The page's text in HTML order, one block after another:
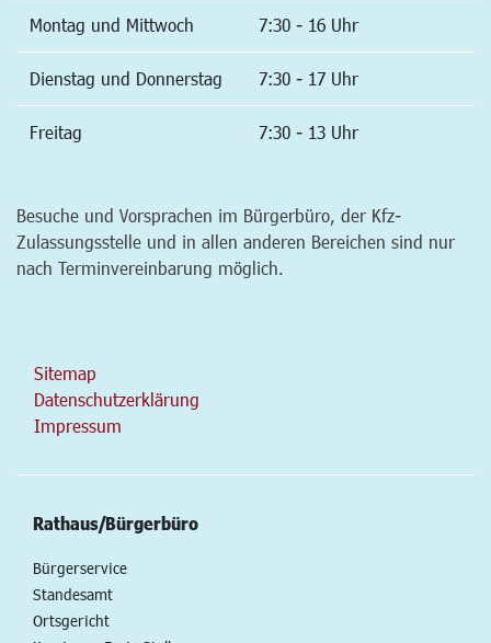
Montag und Mittwoch 7:30 - 16 Uhr
Dienstag und Donnerstag 7:30 - 17 Uhr
Freitag 7:30 - 13 Uhr
Besuche und Vorsprachen im Bürgerbüro, der Kfz-
Zulassungsstelle und in allen anderen Bereichen sind nur
nach Terminvereinbarung möglich.
Sitemap
Datenschutzerklärung
Impressum
Rathaus/Bürgerbüro
Bürgerservice
Standesamt
Ortsgericht